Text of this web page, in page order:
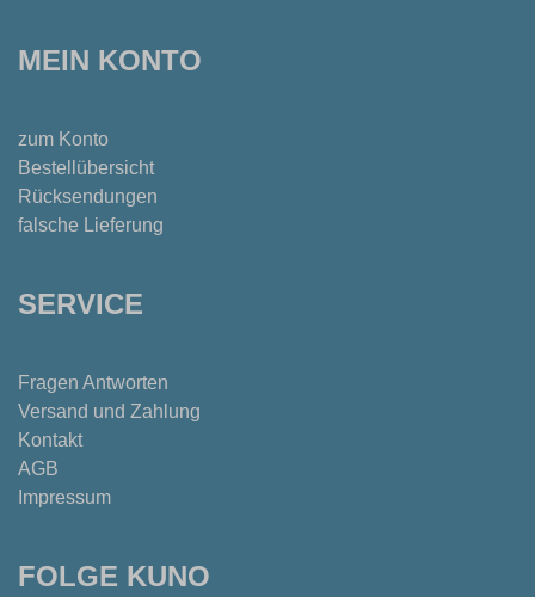
MEIN KONTO
zum Konto
Bestellübersicht
Rücksendungen
falsche Lieferung
SERVICE
Fragen Antworten
Versand und Zahlung
Kontakt
AGB
Impressum
FOLGE KUNO